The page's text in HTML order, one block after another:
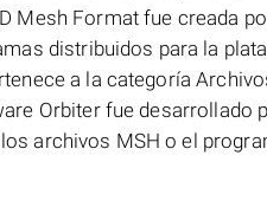
Mesh Format fue creada
distribuidos para la
a la categoría
Orbiter fue
archivos MSH o el